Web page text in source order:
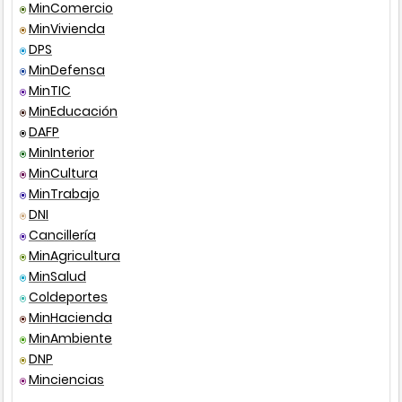
Correo electrónico
Presencial
Resolución
Ley
Decreto
Decreto
Decreto
Resolución
Resolución
MinComercio
MinVivienda
DPS
MinDefensa
MinTIC
MinEducación
DAFP
MinInterior
MinCultura
MinTrabajo
DNI
Cancillería
MinAgricultura
MinSalud
Coldeportes
MinHacienda
MinAmbiente
DNP
Minciencias